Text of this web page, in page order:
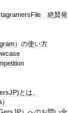
絶賛発
）の使い方
とは。